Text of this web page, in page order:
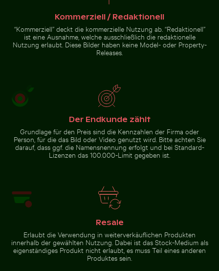
von
beim
auf einem
Kommerziell / Redaktionell
“Kommerziell” deckt die kommerzielle Nutzung ab. “Redaktionell”
ist eine Ausnahme, welche ausschließlich die redaktionelle
Nutzung erlaubt. Diese Bilder haben keine Model- oder Property-
Releases.
Der Endkunde zählt
Grundlage für den Preis sind die Kennzahlen der Firma oder
Person, für die das Bild oder Video genutzt wird. Bitte achten Sie
darauf, dass ggf. die Namensnennung erfolgt und bei Standard-
Lizenzen das 100.000-Limit gegeben ist.
Resale
Erlaubt die Verwendung in weiterverkäuflichen Produkten
innerhalb der gewählten Nutzung. Dabei ist das Stock-Medium als
eigenständiges Produkt nicht erlaubt, es muss Teil eines anderen
Produktes sein.